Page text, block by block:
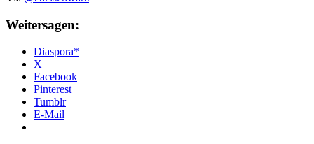
Weitersagen:
Diaspora*
X
Facebook
Pinterest
Tumblr
E-Mail